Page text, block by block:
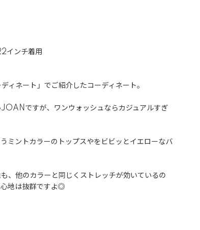
インチ着用
ネート」でご紹介したコーディネート。
ですが、ワンウォッシュならカジュアルすぎ
ミントカラーのトップスやをビビッとイエローなバ
、他のカラーと同じくストレッチが効いているの
地は抜群ですよ◎